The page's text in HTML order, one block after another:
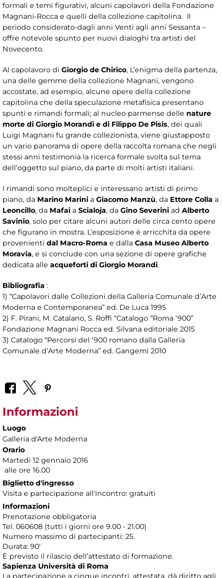
formali e temi figurativi, alcuni capolavori della Fondazione
Magnani-Rocca e quelli della collezione capitolina. Il
periodo considerato-dagli anni Venti agli anni Sessanta –
offre notevole spunto per nuovi dialoghi tra artisti del
Novecento.
Al capolavoro di Giorgio de Chirico, L’enigma della partenza,
una delle gemme della collezione Magnani, vengono
accostate, ad esempio, alcune opere della collezione
capitolina che della speculazione metafisica presentano
spunti e rimandi formali; al nucleo parmense delle nature
morte di Giorgio Morandi e di Filippo De Pisis, dei quali
Luigi Magnani fu grande collezionista, viene giustapposto
un vario panorama di opere della raccolta romana che negli
stessi anni testimonia la ricerca formale svolta sul tema
dell’oggetto sul piano, da parte di molti artisti italiani.
I rimandi sono molteplici e interessano artisti di primo
piano, da Marino Marini a Giacomo Manzù, da Ettore Colla a
Leoncillo, da Mafai a Scialoja, da Gino Severini ad Alberto
Savinio, solo per citare alcuni autori delle circa cento opere
che figurano in mostra. L’esposizione è arricchita da opere
provenienti dal Macro-Roma e dalla Casa Museo Alberto
Moravia, e si conclude con una sezione di opere grafiche
dedicata alle acqueforti di Giorgio Morandi.
Bibliografia :
1) “Capolavori dalle Collezioni della Galleria Comunale d’Arte
Moderna e Contemporanea” ed. De Luca 1995
2) F. Pirani, M. Catalano, S. Roffi “Catalogo “Roma ‘900”
Fondazione Magnani Rocca ed. Silvana editoriale 2015
3) Catalogo “Percorsi del ‘900 romano dalla Galleria
Comunale d’Arte Moderna” ed. Gangemi 2010
Informazioni
Luogo
Galleria d'Arte Moderna
Orario
Martedì 12 gennaio 2016
alle ore 16.00
Biglietto d'ingresso
Visita e partecipazione all'incontro: gratuiti
Informazioni
Prenotazione obbligatoria
Tel. 060608 (tutti i giorni ore 9.00 - 21.00)
Numero massimo di partecipanti: 25.
Durata: 90'
È previsto il rilascio dell’attestato di formazione.
Sapienza Università di Roma
La partecipazione a cinque incontri, attestata, dà diritto agli